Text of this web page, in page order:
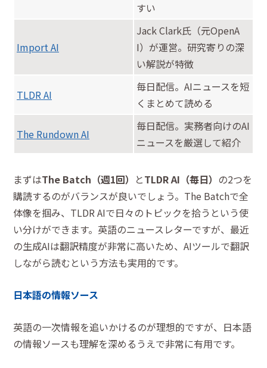
すい
Import AI
Jack Clark氏（元OpenA
I）が運営。研究寄りの深
い解説が特徴
TLDR AI
毎日配信。AIニュースを短
くまとめて読める
The Rundown AI
毎日配信。実務者向けのAI
ニュースを厳選して紹介
まずはThe Batch（週1回） とTLDR AI（毎日） の2つを
購読するのがバランスが良いでしょう。The Batchで全
体像を掴み、TLDR AIで日々のトピックを拾うという使
い分けができます。英語のニュースレターですが、最近
の生成AIは翻訳精度が非常に高いため、AIツールで翻訳
しながら読むという方法も実用的です。
日本語の情報ソース
英語の一次情報を追いかけるのが理想的ですが、日本語
の情報ソースも理解を深めるうえで非常に有用です。